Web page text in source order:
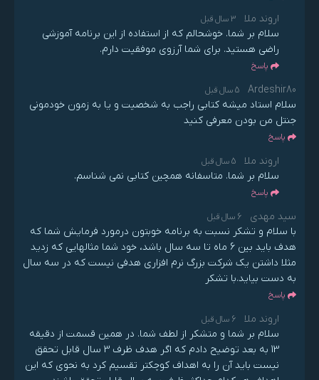
اروند ملا 3 سال قبل
سلام بر شما. خوشحالم که از استفاده از این برنامه آموزشی
راضی هستید. برای شما آرزوی موفقیت دارم.
پاسخ
Ardeshir80 5 سال قبل
سلام استاد میشه کتابی راجب به شخصیت و یا به زمون خودمونی
جنتل من بودن معرفی کنید
پاسخ
اروند ملا 5 سال قبل
سلام بر شما. متاسفانه همچین کتابی نمی شناسم.
پاسخ
سید مهدی 6 سال قبل
با سلام و تشکر نسبت به برنامه خوبتون درمورد فرمایش شما که
هدف باید بین 6 ماه تا سه سال باشد، خود شما مثالهایی که زدید
مثلا داشتن یک شرکت بزرگ نرم افزاری هدفی نیست که در سه سال
به دست بیاید.با تشکر
پاسخ
اروند ملا 6 سال قبل
سلام بر شما و متشکر از لطف شما. در همین قسمت از دقیقه
13 به بعد توضیح دادم که اگر هدف ظرف 3 سال قابل تحقق
نیست باید آن را به اهداف کوچکتر تقسیم کرد به نحوی که این